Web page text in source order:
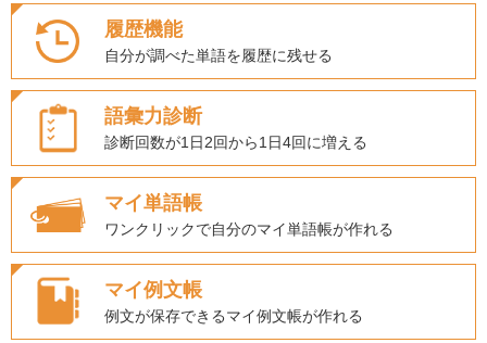
履歴機能
自分が調べた単語を履歴に残せる
語彙力診断
診断回数が1日2回から1日4回に増える
マイ単語帳
ワンクリックで自分のマイ単語帳が作れる
マイ例文帳
例文が保存できるマイ例文帳が作れる